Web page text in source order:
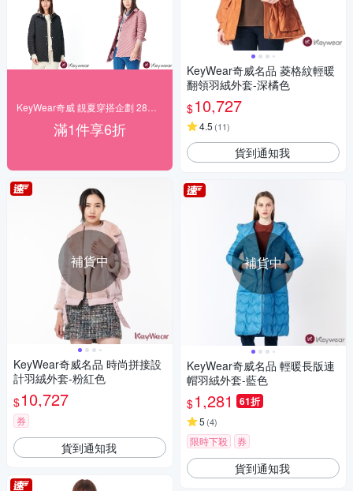
滿1件享6折
補貨中
KeyWear奇威名品 時尚拼接設
計羽絨外套-粉紅色
$10,727
券
貨到通知我
KeyWear奇威名品 菱格紋輕暖
翻領羽絨外套-深橘色
$10,727
4.5 (11)
貨到通知我
補貨中
KeyWear奇威名品 輕暖長版連
帽羽絨外套-藍色
$1,281 61折
5 (4)
限時下殺 券
貨到通知我